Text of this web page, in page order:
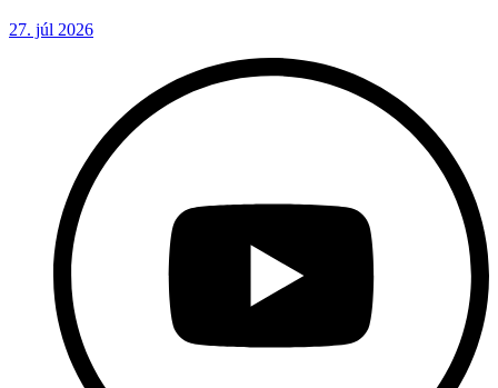
27. júl 2026